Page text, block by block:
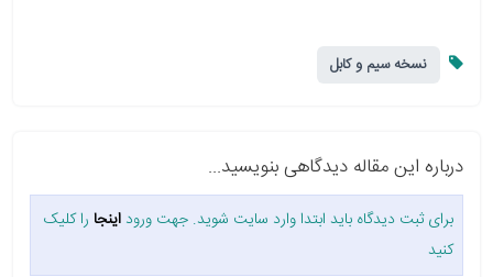
نسخه سیم و کابل
درباره این مقاله دیدگاهی بنویسید...
برای ثبت دیدگاه باید ابتدا وارد سایت شوید. جهت ورود اینجا را کلیک
کنید